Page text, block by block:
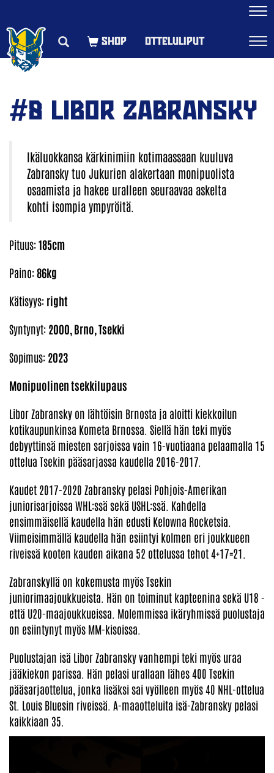
OTTELULIPUT
#8 LIBOR ZABRANSKY
Ikäluokkansa kärkinimiin kotimaassaan kuuluva
Zabransky tuo Jukurien alakertaan monipuolista
osaamista ja hakee uralleen seuraavaa askelta
kohti isompia ympyröitä.
Pituus:185cm
Paino:86kg
Kätisyys: right
Syntynyt: 2000, Brno, Tsekki
Sopimus: 2023
Monipuolinen tsekkilupaus
Libor Zabransky on lähtöisin Brnosta ja aloitti kiekkoilun
kotikaupunkinsa Kometa Brnossa. Siellä hän teki myös
debyyttinsä miesten sarjoissa vain 16-vuotiaana pelaamalla 15
ottelua Tsekin pääsarjassa kaudella 2016-2017.
Kaudet 2017-2020 Zabransky pelasi Pohjois-Amerikan
juniorisarjoissa WHL:ssä sekä USHL:ssä. Kahdella
ensimmäisellä kaudella hän edusti Kelowna Rocketsia.
Viimeisimmällä kaudella hän esiintyi kolmen eri joukkueen
riveissä kooten kauden aikana 52 ottelussa tehot 4+17=21.
Zabranskyllä on kokemusta myös Tsekin
juniorimaajoukkueista. Hän on toiminut kapteenina sekä U18 -
että U20-maajoukkueissa. Molemmissa ikäryhmissä puolustaja
on esiintynyt myös MM-kisoissa.
Puolustajan isä Libor Zabransky vanhempi teki myös uraa
jääkiekon parissa. Hän pelasi urallaan lähes 400 Tsekin
pääsarjaottelua, jonka lisäksi sai vyölleen myös 40 NHL-ottelua
St. Louis Bluesin riveissä. A-maaotteluita isä-Zabransky pelasi
kaikkiaan 35.